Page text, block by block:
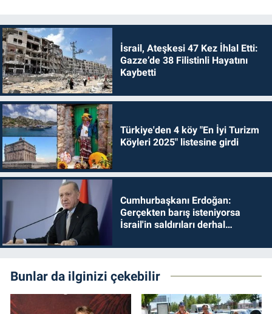
İsrail, Ateşkesi 47 Kez İhlal Etti:
Gazze’de 38 Filistinli Hayatını
Kaybetti
Türkiye'den 4 köy "En İyi Turizm
Köyleri 2025" listesine girdi
Cumhurbaşkanı Erdoğan:
Gerçekten barış isteniyorsa
İsrail'in saldırıları derhal
Bunlar da ilginizi çekebilir